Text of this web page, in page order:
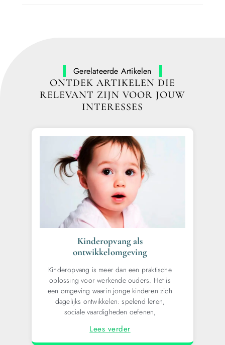
Gerelateerde Artikelen
ONTDEK ARTIKELEN DIE
RELEVANT ZIJN VOOR JOUW
INTERESSES
Kinderopvang als
ontwikkelomgeving
Kinderopvang is meer dan een praktische
oplossing voor werkende ouders. Het is
een omgeving waarin jonge kinderen zich
dagelijks ontwikkelen: spelend leren,
sociale vaardigheden oefenen,
Lees verder